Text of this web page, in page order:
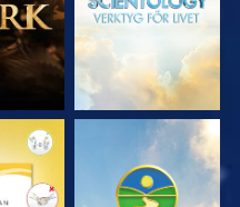
TITTA